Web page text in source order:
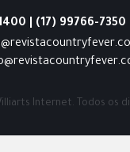
(17) 99766-7350
Internet. Todos os